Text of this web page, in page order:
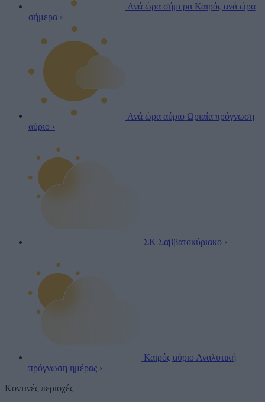
Ανά ώρα σήμερα Καιρός ανά ώρα
σήμερα ›
Ανά ώρα αύριο Ωριαία πρόγνωση
αύριο ›
ΣΚ Σαββατοκύριακο ›
Καιρός αύριο Αναλυτική
πρόγνωση ημέρας ›
Κοντινές περιοχές